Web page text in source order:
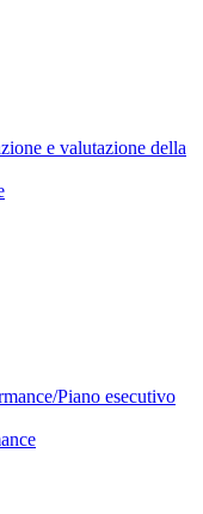
e valutazione della
Piano esecutivo